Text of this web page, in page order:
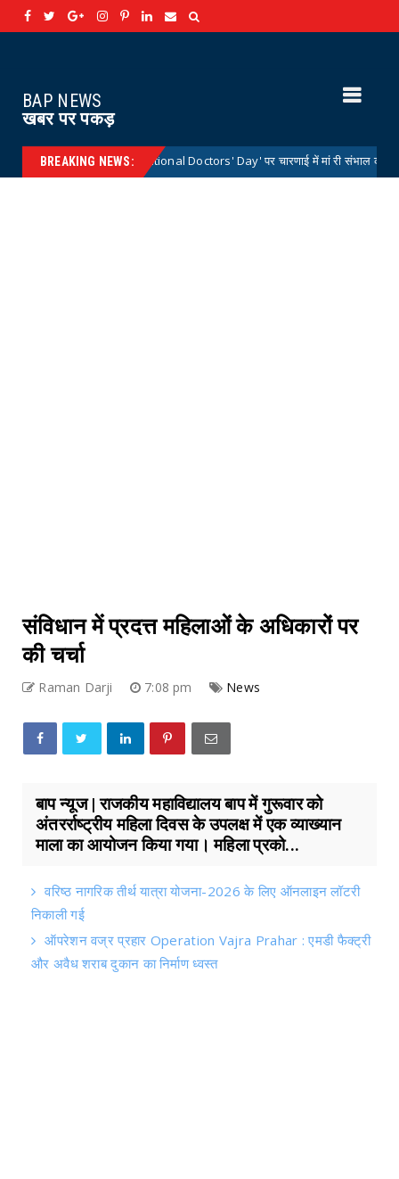
BAP NEWS
खबर पर पकड़
BREAKING NEWS:
डॉक्टर्स डे 'National Doctors' Day' पर चारणाई में मां री संभाल कार्यक्रम आयोजित
संविधान में प्रदत्त महिलाओं के अधिकारों पर
की चर्चा
Raman Darji 7:08 pm News
बाप न्यूज | राजकीय महाविद्यालय बाप में गुरूवार को
अंतरर्राष्ट्रीय महिला दिवस के उपलक्ष में एक व्याख्यान
माला का आयोजन किया गया। महिला प्रको...
वरिष्ठ नागरिक तीर्थ यात्रा योजना-2026 के लिए ऑनलाइन लॉटरी
निकाली गई
ऑपरेशन वज्र प्रहार Operation Vajra Prahar : एमडी फैक्ट्री
और अवैध शराब दुकान का निर्माण ध्वस्त